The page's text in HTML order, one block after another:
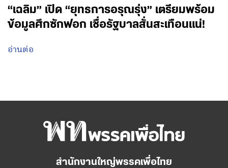
“เฉลิม” เปิด “ยุทธการอรุณรุ่ง” เตรียมพร้อม
ข้อมูลศึกซักฟอก เชื่อรัฐบาลสั่นสะเทือนแน่!
อ่านต่อ
สำนักงานใหญ่พรรคเพื่อไทย